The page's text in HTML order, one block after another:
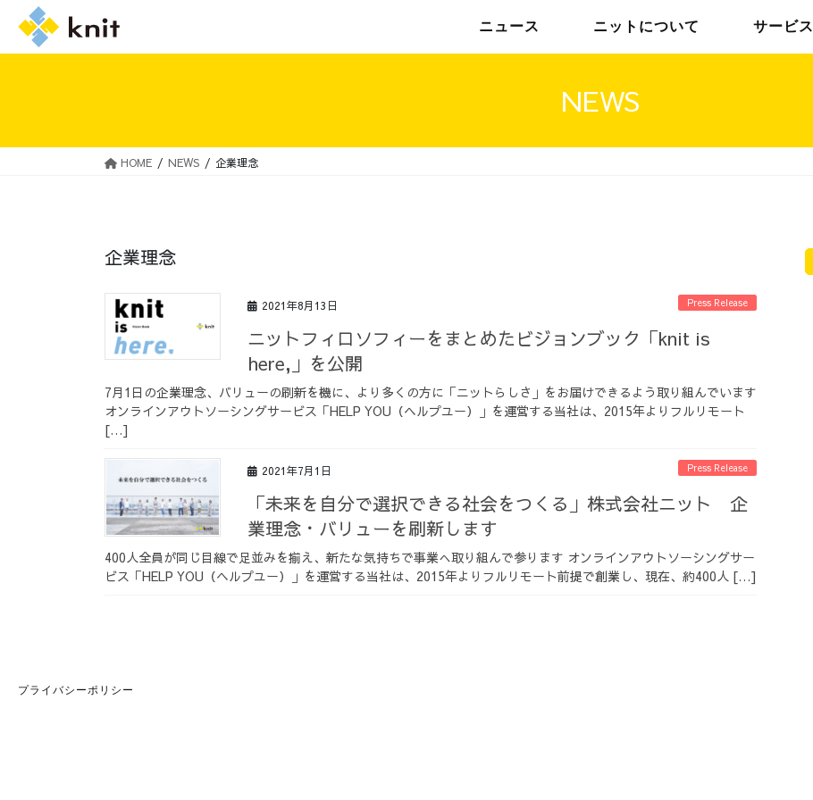
ニュース ニットについて サービス
NEWS
HOME NEWS 企業理念
企業理念
2021年8月13日 Press Release
ニットフィロソフィーをまとめたビジョンブック「knit is
here,」を公開
7月1日の企業理念、バリューの刷新を機に、より多くの方に「ニットらしさ」をお届けできるよう取り組んでいます
オンラインアウトソーシングサービス「HELP YOU（ヘルプユー）」を運営する当社は、2015年よりフルリモート
[…]
2021年7月1日 Press Release
「未来を自分で選択できる社会をつくる」株式会社ニット 企
業理念・バリューを刷新します
400人全員が同じ目線で足並みを揃え、新たな気持ちで事業へ取り組んで参ります オンラインアウトソーシングサー
ビス「HELP YOU（ヘルプユー）」を運営する当社は、2015年よりフルリモート前提で創業し、現在、約400人 […]
プライバシーポリシー